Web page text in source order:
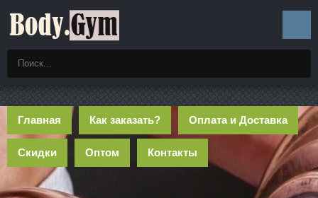
Главная Как заказать? Оплата и Доставка
Скидки Оптом Контакты